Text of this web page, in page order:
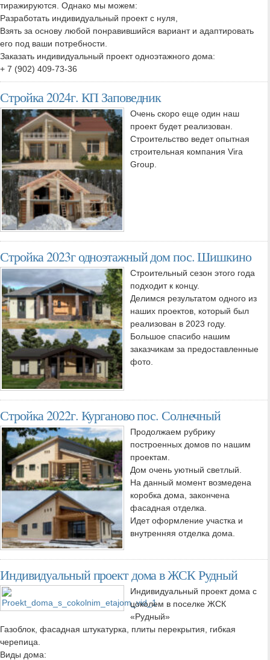
тиражируются. Однако мы можем:
Разработать индивидуальный проект с нуля,
Взять за основу любой понравившийся вариант и адаптировать
его под ваши потребности.
Заказать индивидуальный проект одноэтажного дома:
+ 7 (902) 409-73-36
Стройка 2024г. КП Заповедник
Очень скоро еще один наш
проект будет реализован.
Строительство ведет опытная
строительная компания Vira
Group.
Стройка 2023г одноэтажный дом пос. Шишкино
Строительный сезон этого года
подходит к концу.
Делимся результатом одного из
наших проектов, который был
реализован в 2023 году.
Большое спасибо нашим
заказчикам за предоставленные
фото.
Стройка 2022г. Курганово пос. Солнечный
Продолжаем рубрику
построенных домов по нашим
проектам.
Дом очень уютный светлый.
На данный момент возмедена
коробка дома, закончена
фасадная отделка.
Идет оформление участка и
внутренняя отделка дома.
Индивидуальный проект дома в ЖСК Рудный
Индивидуальный проект дома с
цоколем в поселке ЖСК
«Рудный»
Газоблок, фасадная штукатурка, плиты перекрытия, гибкая
черепица.
Виды дома: